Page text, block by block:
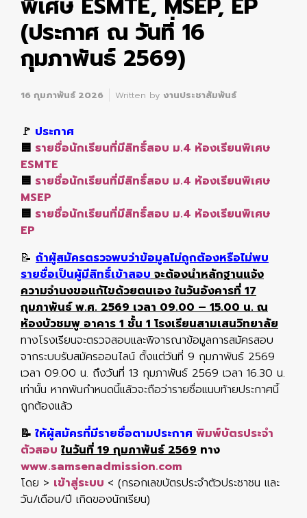
พิเศษ ESMTE, MSEP, EP
(ประกาศ ณ วันที่ 16
กุมภาพันธ์ 2569)
16 กุมภาพันธ์ 2026 Written by งานประชาสัมพันธ์
🚩 ประกาศ
🟦 รายชื่อนักเรียนที่มีสิทธิ์สอบ ม.4 ห้องเรียนพิเศษ
ESMTE
🟦 รายชื่อนักเรียนที่มีสิทธิ์สอบ ม.4 ห้องเรียนพิเศษ
MSEP
🟦 รายชื่อนักเรียนที่มีสิทธิ์สอบ ม.4 ห้องเรียนพิเศษ
EP
📝 ถ้าผู้สมัครตรวจพบว่าข้อมูลไม่ถูกต้องหรือไม่พบ
รายชื่อเป็นผู้มีสิทธิ์เข้าสอบจะต้องนำหลักฐานแจ้ง
ความจำนงขอแก้ไขด้วยตนเอง ในวันอังคารที่ 17
กุมภาพันธ์ พ.ศ. 2569 เวลา 09.00 – 15.00 น. ณ
ห้องบัวชมพู อาคาร 1 ชั้น 1 โรงเรียนสามเสนวิทยาลัย
ทางโรงเรียนจะตรวจสอบและพิจารณาข้อมูลการสมัครสอบ
จากระบบรับสมัครออนไลน์ ตั้งแต่วันที่ 9 กุมภาพันธ์ 2569
เวลา 09.00 น. ถึงวันที่ 13 กุมภาพันธ์ 2569 เวลา 16.30 น.
เท่านั้น หากพ้นกำหนดนี้แล้วจะถือว่ารายชื่อแนบท้ายประกาศนี้
ถูกต้องแล้ว
📝 ให้ผู้สมัครที่มีรายชื่อตามประกาศ พิมพ์บัตรประจำ
ตัวสอบ ในวันที่ 19 กุมภาพันธ์ 2569 ทาง
www.samsenadmission.com
โดย > เข้าสู่ระบบ < (กรอกเลขบัตรประจำตัวประชาชน และ
วัน/เดือน/ปี เกิดของนักเรียน)